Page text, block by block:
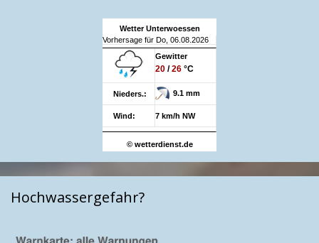
Wetter Unterwoessen
Vorhersage für Do, 06.08.2026
Gewitter
20 /26 °C
Nieders.: 9.1 mm
Wind: 7 km/h NW
© wetterdienst.de
Hochwassergefahr?